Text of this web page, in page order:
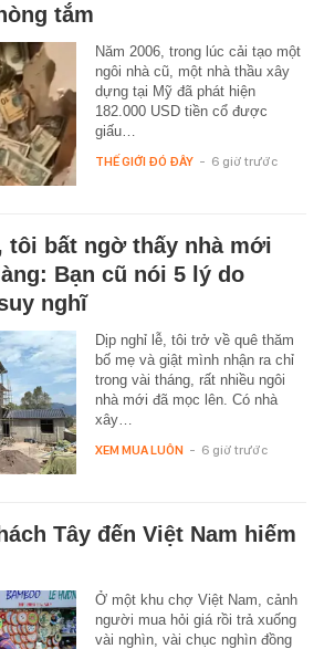
tắm
Năm 2006, trong lúc cải tạo một
ngôi nhà cũ, một nhà thầu xây
dựng tại Mỹ đã phát hiện
182.000 USD tiền cổ được
giấu…
THẾ GIỚI ĐÓ ĐÂY - 6 giờ trước
tôi bất ngờ thấy nhà mới
Bạn cũ nói 5 lý do
nghĩ
Dịp nghỉ lễ, tôi trở về quê thăm
bố mẹ và giật mình nhận ra chỉ
trong vài tháng, rất nhiều ngôi
nhà mới đã mọc lên. Có nhà
xây…
XEM MUA LUÔN - 6 giờ trước
Tây đến Việt Nam hiếm
Ở một khu chợ Việt Nam, cảnh
người mua hỏi giá rồi trả xuống
vài nghìn, vài chục nghìn đồng